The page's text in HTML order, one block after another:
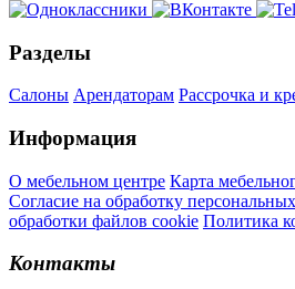
Разделы
Салоны Арендаторам Рассрочка и
Информация
О мебельном центре Карта
Согласие на обработку
обработки файлов cookie Политика
Контакты